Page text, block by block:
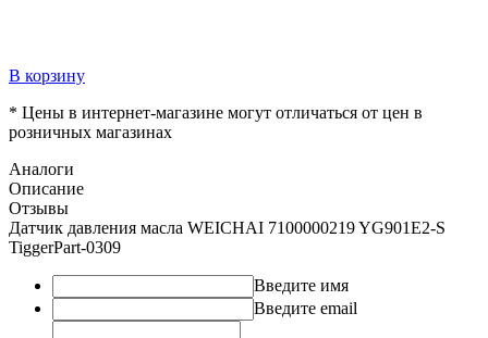
В корзину
* Цены в интернет-магазине могут отличаться от цен в
розничных магазинах
Аналоги
Описание
Отзывы
Датчик давления масла WEICHAI 7100000219 YG901E2-S
TiggerPart-0309
Введите имя
Введите email